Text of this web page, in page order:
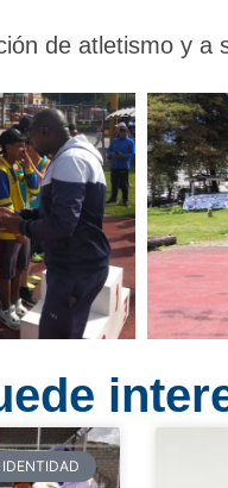
de atletismo y